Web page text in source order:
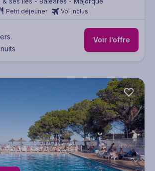
Petit déjeuner Vol inclus
Voir l’offre